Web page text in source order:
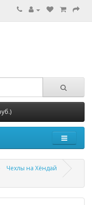
Чехлы на Хёндай